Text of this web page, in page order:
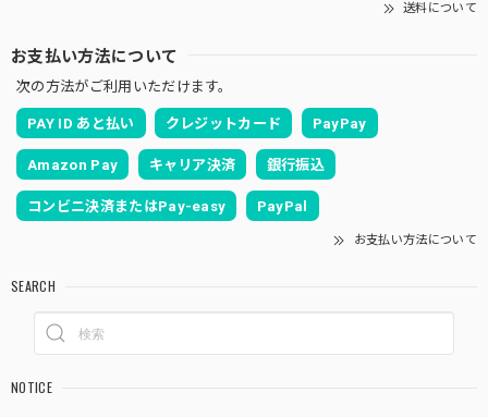
送料について
お支払い方法について
次の方法がご利用いただけます。
PAY ID あと払い クレジットカード PayPay
Amazon Pay キャリア決済 銀行振込
コンビニ決済またはPay-easy PayPal
お支払い方法について
SEARCH
NOTICE